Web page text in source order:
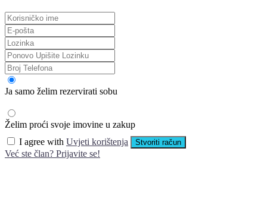
Ja samo želim rezervirati sobu
Želim proći svoje imovine u zakup
I agree with Uvjeti korištenja Stvoriti račun
Već ste član? Prijavite se!